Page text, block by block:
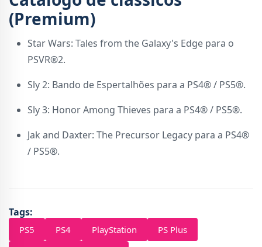
(Premium)
Star Wars: Tales from the Galaxy's Edge para o
PSVR®2.
Sly 2: Bando de Espertalhões para a PS4® / PS5®.
Sly 3: Honor Among Thieves para a PS4® / PS5®.
Jak and Daxter: The Precursor Legacy para a PS4®
/ PS5®.
Tags:
PS5 PS4 PlayStation
PS Plus